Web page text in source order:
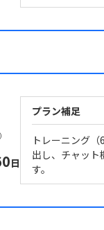
日
プラン補足
トレーニング
出し、チャット
す。